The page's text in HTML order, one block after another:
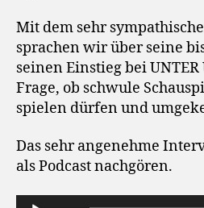
Mit dem sehr
sprachen wir über seine
seinen Einstieg bei
Frage, ob schwule
spielen dürfen und
Das sehr angenehme
als Podcast nachgören.